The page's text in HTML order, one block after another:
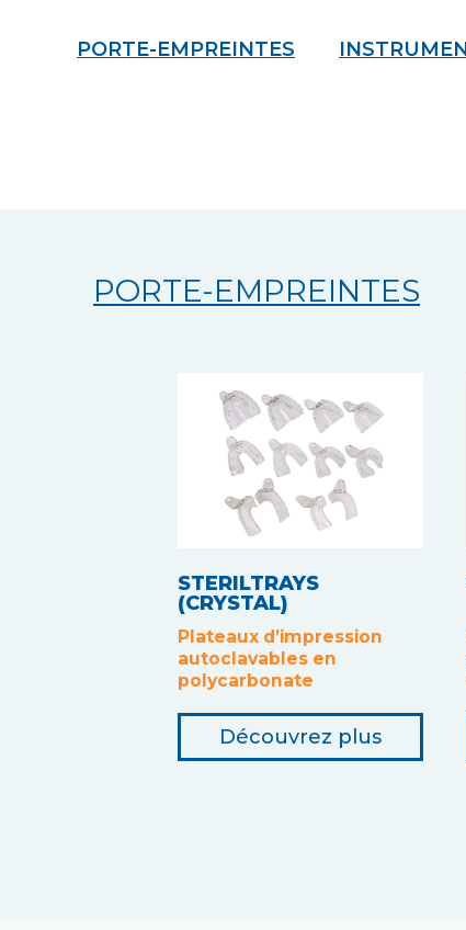
PORTE-EMPREINTES
PORTE-EMPREINTES
STERILTRAYS
(CRYSTAL)
Plateaux d’impression
autoclavables en
polycarbonate
Découvrez plus